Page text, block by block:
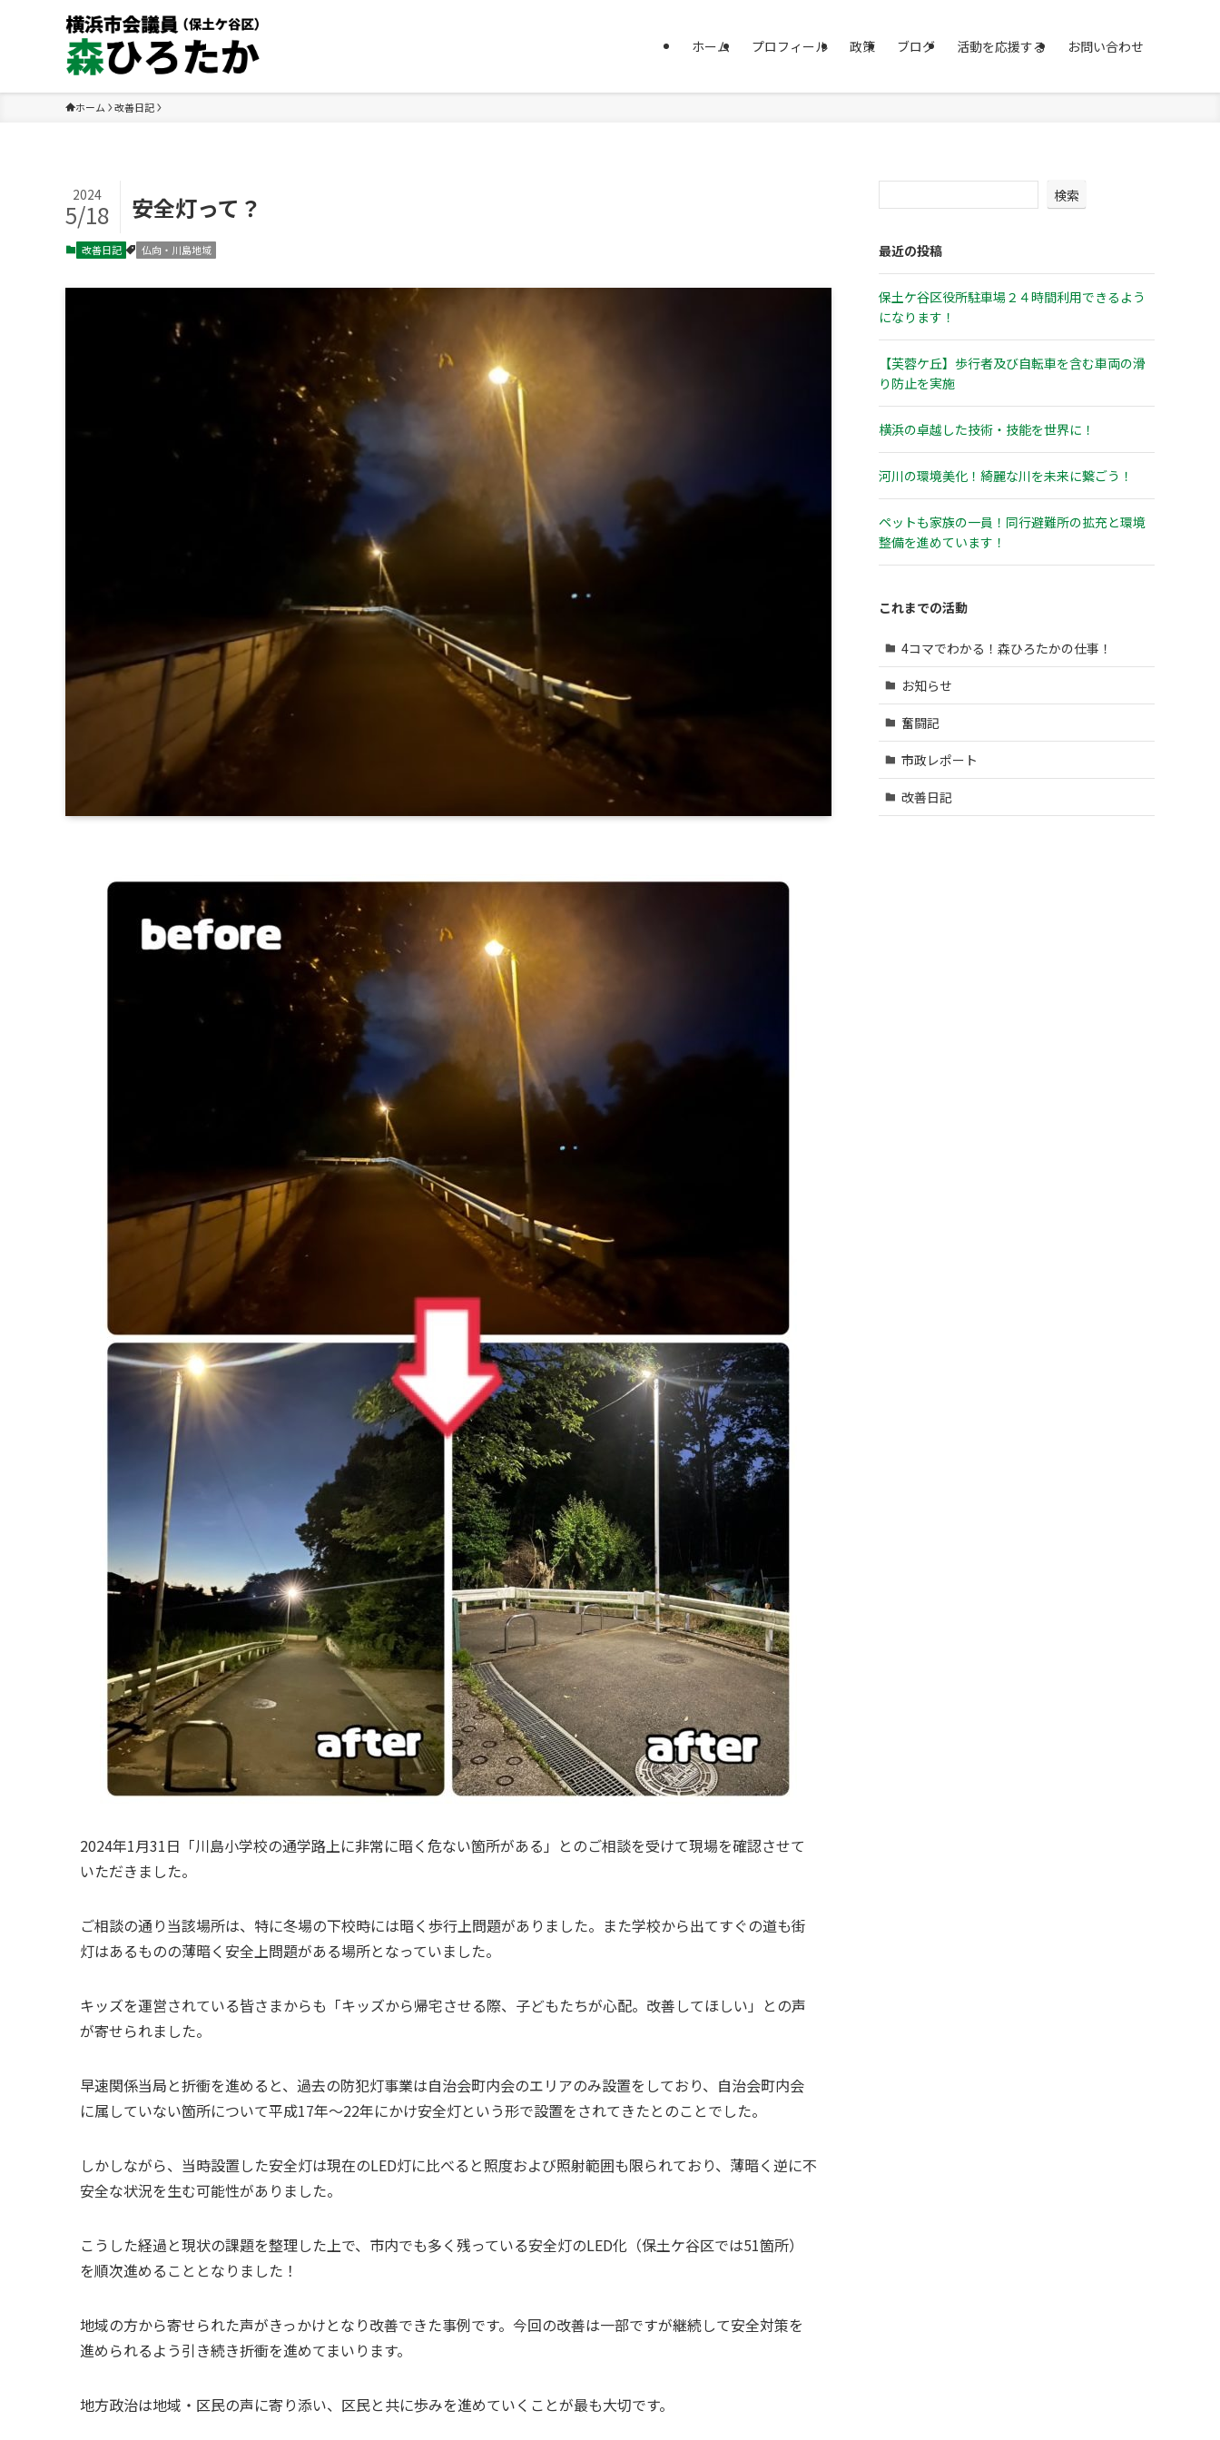
ホーム プロフィール 政策 ブログ 活動を応援する お問い合わせ
ホーム 改善日記
安全灯って？
2024
5/18
改善日記 仏向・川島地域
2024年1月31日「川島小学校の通学路上に非常に暗く危ない箇所がある」とのご相談を受けて現場を確認させて
いただきました。
ご相談の通り当該場所は、特に冬場の下校時には暗く歩行上問題がありました。また学校から出てすぐの道も街
灯はあるものの薄暗く安全上問題がある場所となっていました。
キッズを運営されている皆さまからも「キッズから帰宅させる際、子どもたちが心配。改善してほしい」との声
が寄せられました。
早速関係当局と折衝を進めると、過去の防犯灯事業は自治会町内会のエリアのみ設置をしており、自治会町内会
に属していない箇所について平成17年〜22年にかけ安全灯という形で設置をされてきたとのことでした。
しかしながら、当時設置した安全灯は現在のLED灯に比べると照度および照射範囲も限られており、薄暗く逆に不
安全な状況を生む可能性がありました。
こうした経過と現状の課題を整理した上で、市内でも多く残っている安全灯のLED化（保土ケ谷区では51箇所）
を順次進めることとなりました！
地域の方から寄せられた声がきっかけとなり改善できた事例です。今回の改善は一部ですが継続して安全対策を
進められるよう引き続き折衝を進めてまいります。
地方政治は地域・区民の声に寄り添い、区民と共に歩みを進めていくことが最も大切です。
検索
最近の投稿
保土ケ谷区役所駐車場２４時間利用できるよう
になります！
【芙蓉ケ丘】歩行者及び自転車を含む車両の滑
り防止を実施
横浜の卓越した技術・技能を世界に！
河川の環境美化！綺麗な川を未来に繋ごう！
ペットも家族の一員！同行避難所の拡充と環境
整備を進めています！
これまでの活動
4コマでわかる！森ひろたかの仕事！
お知らせ
奮闘記
市政レポート
改善日記